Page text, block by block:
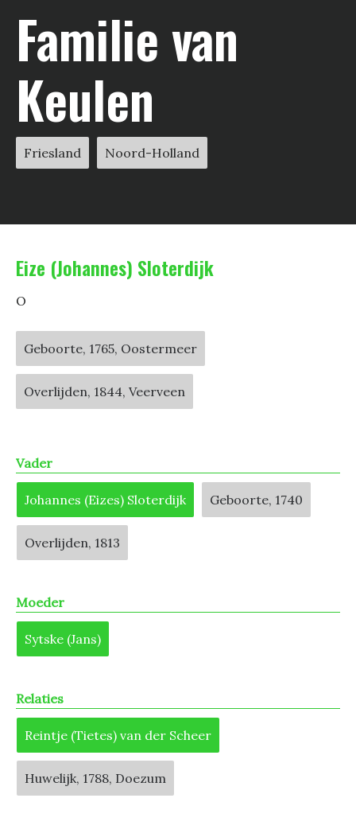
Familie van
Keulen
Friesland Noord-Holland
Eize (Johannes) Sloterdijk
O
Geboorte, 1765, Oostermeer
Overlijden, 1844, Veerveen
Vader
Johannes (Eizes) Sloterdijk Geboorte, 1740
Overlijden, 1813
Moeder
Sytske (Jans)
Relaties
Reintje (Tietes) van der Scheer
Huwelijk, 1788, Doezum